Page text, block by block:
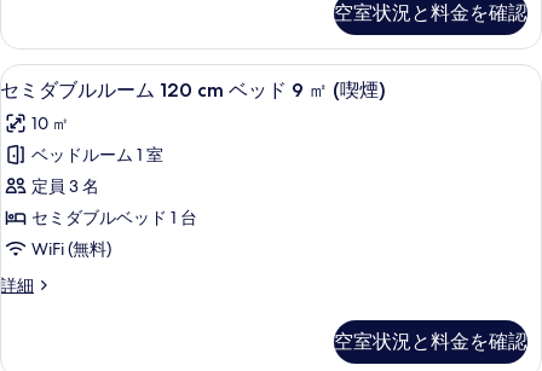
て
の
写
真
を
表
示
す
る
細
cm
ベ
ッ
ド
9
㎡
(禁
煙)
の
ル
ル
ー
120
cm
ベ
ッ
ド
9
㎡
(禁
空室状況と料金を確認
セ
ミ
ダ
ブ
ル
ル
ム
cm
羽毛の掛け布団、デスク、遮光カー
14
セミダブルルーム 120 cm ベッド 9 ㎡ (喫煙)
10 ㎡
ベッドルーム 1 室
定員 3 名
セミダブルベッド 1 台
WiFi (無料)
詳細
セ
空室状況と料金を確認